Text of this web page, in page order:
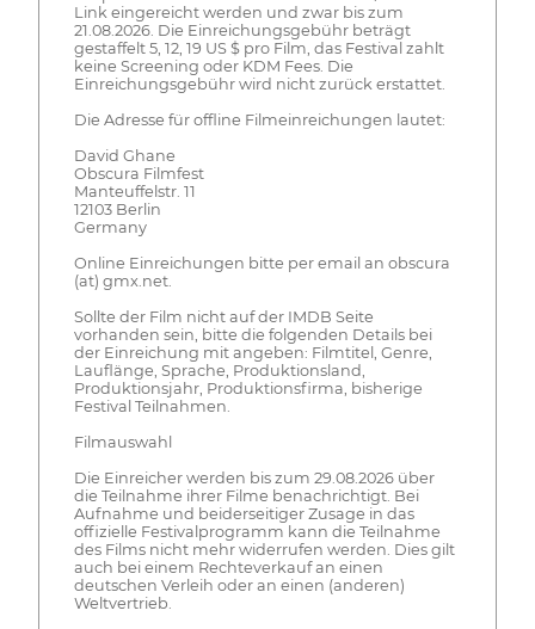
Link eingereicht werden und zwar bis zum
21.08.2026. Die Einreichungsgebühr beträgt
gestaffelt 5, 12, 19 US $ pro Film, das Festival zahlt
keine Screening oder KDM Fees. Die
Einreichungsgebühr wird nicht zurück erstattet.
Die Adresse für offline Filmeinreichungen lautet:
David Ghane
Obscura Filmfest
Manteuffelstr. 11
12103 Berlin
Germany
Online Einreichungen bitte per email an obscura
(at) gmx.net.
Sollte der Film nicht auf der IMDB Seite
vorhanden sein, bitte die folgenden Details bei
der Einreichung mit angeben: Filmtitel, Genre,
Lauflänge, Sprache, Produktionsland,
Produktionsjahr, Produktionsfirma, bisherige
Festival Teilnahmen.
Filmauswahl
Die Einreicher werden bis zum 29.08.2026 über
die Teilnahme ihrer Filme benachrichtigt. Bei
Aufnahme und beiderseitiger Zusage in das
offizielle Festivalprogramm kann die Teilnahme
des Films nicht mehr widerrufen werden. Dies gilt
auch bei einem Rechteverkauf an einen
deutschen Verleih oder an einen (anderen)
Weltvertrieb.